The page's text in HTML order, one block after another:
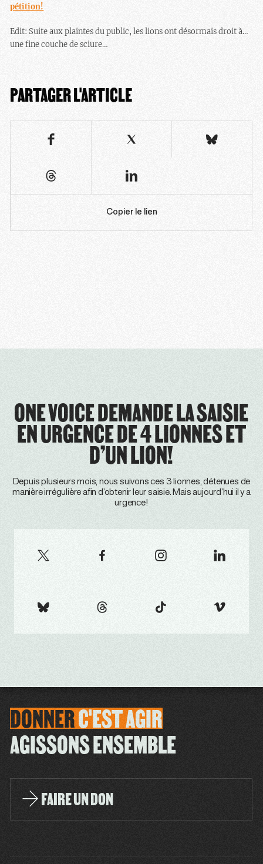
pétition!
Edit: Suite aux plaintes du public, les lions ont désormais droit à…
une fine couche de sciure…
PARTAGER L'ARTICLE
Copier le lien
ONE VOICE DEMANDE LA SAISIE
EN URGENCE DE 4 LIONNES ET
D’UN LION!
Depuis plusieurs mois, nous suivons ces 3 lionnes, détenues de
manière irrégulière afin d’obtenir leur saisie. Mais aujourd’hui il y a
urgence!
DONNERC'ESTAGIR
AGISSONS ENSEMBLE
FAIRE UN DON